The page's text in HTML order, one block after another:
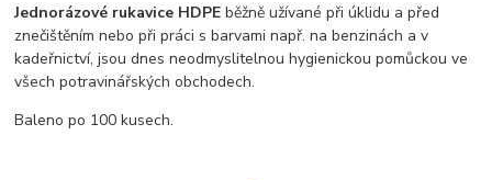
Jednorázové rukavice HDPE běžně užívané při úklidu a před
znečištěním nebo při práci s barvami např. na benzinách a v
kadeřnictví, jsou dnes neodmyslitelnou hygienickou pomůckou ve
všech potravinářských obchodech.
Baleno po 100 kusech.